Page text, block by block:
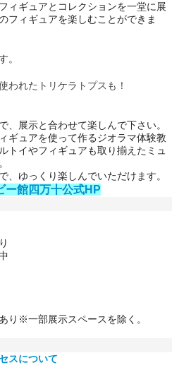
ィギュアとコレクションを一堂に展
フィギュアを楽しむことができま
。
われたトリケラトプスも！
、展示と合わせて楽しんで下さい。
ギュアを使って作るジオラマ体験教
トイやフィギュアも取り揃えたミュ
、ゆっくり楽しんでいただけます。
ー館四万十公式HP
り※一部展示スペースを除く。
スについて